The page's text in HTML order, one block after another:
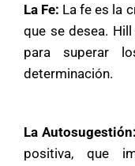
La Fe: La fe es la
que se desea.
para superar
determinación.
La Autosugestión:
positiva, que